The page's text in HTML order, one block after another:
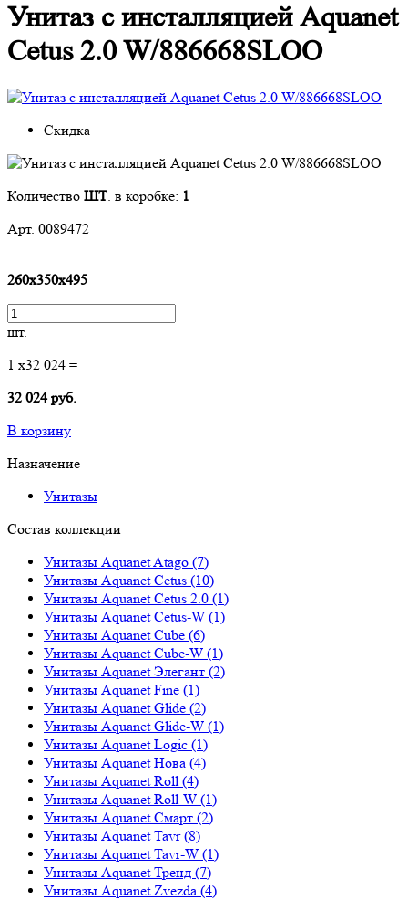
Унитаз с инсталляцией Aquanet
Cetus 2.0 W/886668SLOO
Скидка
Количество ШТ. в коробке: 1
Арт. 0089472
260х350х495
шт.
1 x32 024 =
32 024 руб.
В корзину
Назначение
Унитазы
Состав коллекции
Унитазы Aquanet Atago (7)
Унитазы Aquanet Cetus (10)
Унитазы Aquanet Cetus 2.0 (1)
Унитазы Aquanet Cetus-W (1)
Унитазы Aquanet Cube (6)
Унитазы Aquanet Cube-W (1)
Унитазы Aquanet Элегант (2)
Унитазы Aquanet Fine (1)
Унитазы Aquanet Glide (2)
Унитазы Aquanet Glide-W (1)
Унитазы Aquanet Logic (1)
Унитазы Aquanet Нова (4)
Унитазы Aquanet Roll (4)
Унитазы Aquanet Roll-W (1)
Унитазы Aquanet Смарт (2)
Унитазы Aquanet Tavr (8)
Унитазы Aquanet Tavr-W (1)
Унитазы Aquanet Тренд (7)
Унитазы Aquanet Zvezda (4)